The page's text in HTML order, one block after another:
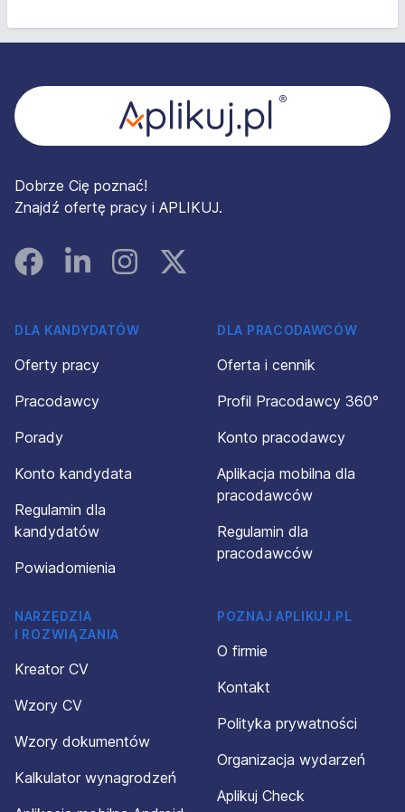
Dobrze Cię poznać!
Znajdź ofertę pracy i APLIKUJ.
FacebookLinked InInstagramInstagram
DLA KANDYDATÓW
Oferty pracy
Pracodawcy
Porady
Konto kandydata
Regulamin dla
kandydatów
Powiadomienia
DLA PRACODAWCÓW
Oferta i cennik
Profil Pracodawcy 360°
Konto pracodawcy
Aplikacja mobilna dla
pracodawców
Regulamin dla
pracodawców
NARZĘDZIA
I ROZWIĄZANIA
Kreator CV
Wzory CV
Wzory dokumentów
Kalkulator wynagrodzeń
POZNAJ APLIKUJ.PL
O firmie
Kontakt
Polityka prywatności
Organizacja wydarzeń
Aplikuj Check